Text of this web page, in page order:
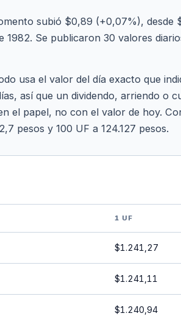
subió $0,89 (+0,07%), desde
1982. Se publicaron 30 valores
usa el valor del día exacto que
así que un dividendo, arriendo o
el papel, no con el valor de hoy.
pesos y 100 UF a 124.127 pesos.
1 UF
$1.241,27
$1.241,11
$1.240,94